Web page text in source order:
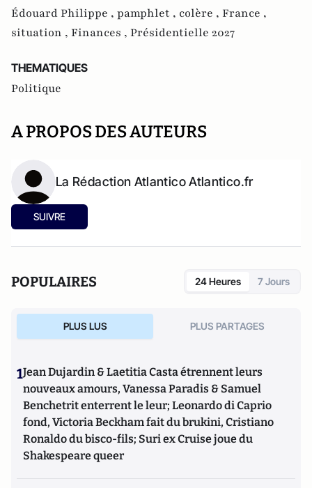
Édouard Philippe , pamphlet , colère , France ,
situation , Finances , Présidentielle 2027
THEMATIQUES
Politique
A PROPOS DES AUTEURS
La Rédaction Atlantico Atlantico.fr
SUIVRE
POPULAIRES 24 Heures 7 Jours
PLUS LUS PLUS PARTAGES
1Jean Dujardin & Laetitia Casta étrennent leurs
nouveaux amours, Vanessa Paradis & Samuel
Benchetrit enterrent le leur; Leonardo di Caprio
fond, Victoria Beckham fait du brukini, Cristiano
Ronaldo du bisco-fils; Suri ex Cruise joue du
Shakespeare queer